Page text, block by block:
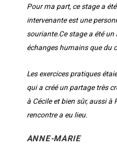
Pour ma part, ce stage a
intervenante est une
souriante.Ce stage a été
échanges humains que du
Les exercices pratiques
qui a créé un partage très
à Cécile et bien sûr, aussi à
rencontre a eu lieu.
ANNE-MARIE